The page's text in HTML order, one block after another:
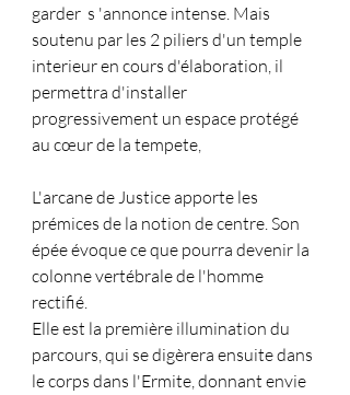
garder  s 'annonce intense. Mais
soutenu par les 2 piliers d'un temple
interieur en cours d'élaboration, il
permettra d'installer
progressivement un espace protégé
au cœur de la tempete,
L'arcane de Justice apporte les
prémices de la notion de centre. Son
épée évoque ce que pourra devenir la
colonne vertébrale de l'homme
rectifié.
Elle est la première illumination du
parcours, qui se digèrera ensuite dans
le corps dans l'Ermite, donnant envie